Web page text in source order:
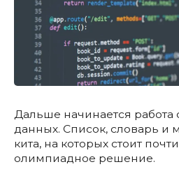
Дальше начинается работа
данных. Список, словарь и
кита, на которых стоит
олимпиадное решение.